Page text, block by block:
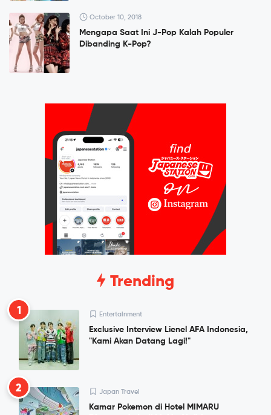
October 10, 2018
Mengapa Saat Ini J-Pop Kalah Populer
Dibanding K-Pop?
Trending
1 Entertainment
Exclusive Interview Lienel AFA Indonesia,
"Kami Akan Datang Lagi!"
2 Japan Travel
Kamar Pokemon di Hotel MIMARU